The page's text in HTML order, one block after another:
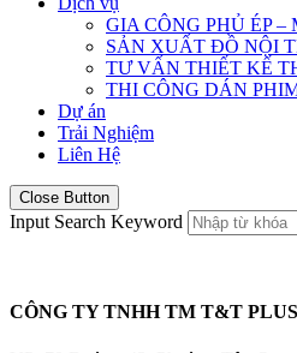
GIA CÔNG PHỦ ÉP
SẢN XUẤT ĐỒ NỘI
TƯ VẤN THIẾT KẾ
THI CÔNG DÁN
Dự án
Trải Nghiệm
Liên Hệ
Close Button
Input Search Keyword
CÔNG TY TNHH TM T&T PLUS